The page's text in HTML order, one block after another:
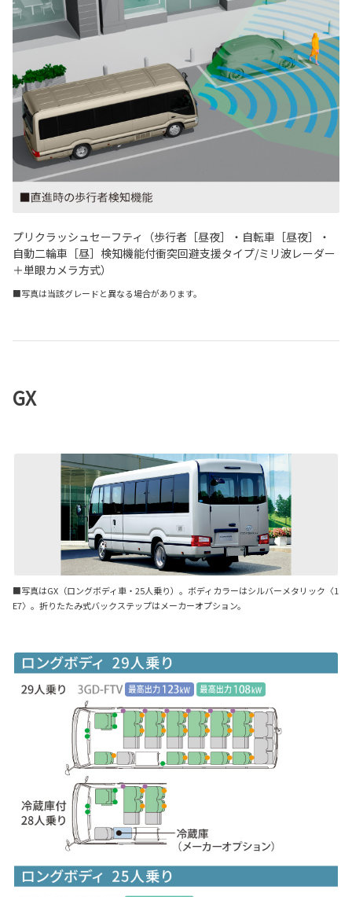
プリクラッシュセーフティ（歩行者［昼夜］・自転車［昼夜］・
自動二輪車［昼］検知機能付衝突回避支援タイプ/ミリ波レーダー
＋単眼カメラ方式）
■写真は当該グレードと異なる場合があります。
GX
■写真はGX（ロングボディ車・25人乗り）。ボディカラーはシルバーメタリック〈1
E7〉。折りたたみ式バックステップはメーカーオプション。